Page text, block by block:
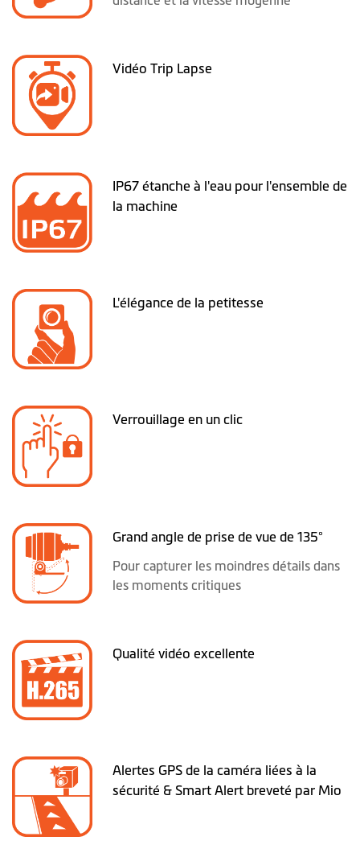
Vidéo Trip Lapse
IP67 étanche à l'eau pour l'ensemble de
la machine
L'élégance de la petitesse
Verrouillage en un clic
Grand angle de prise de vue de 135°
Pour capturer les moindres détails dans
les moments critiques
Qualité vidéo excellente
Alertes GPS de la caméra liées à la
sécurité & Smart Alert breveté par Mio